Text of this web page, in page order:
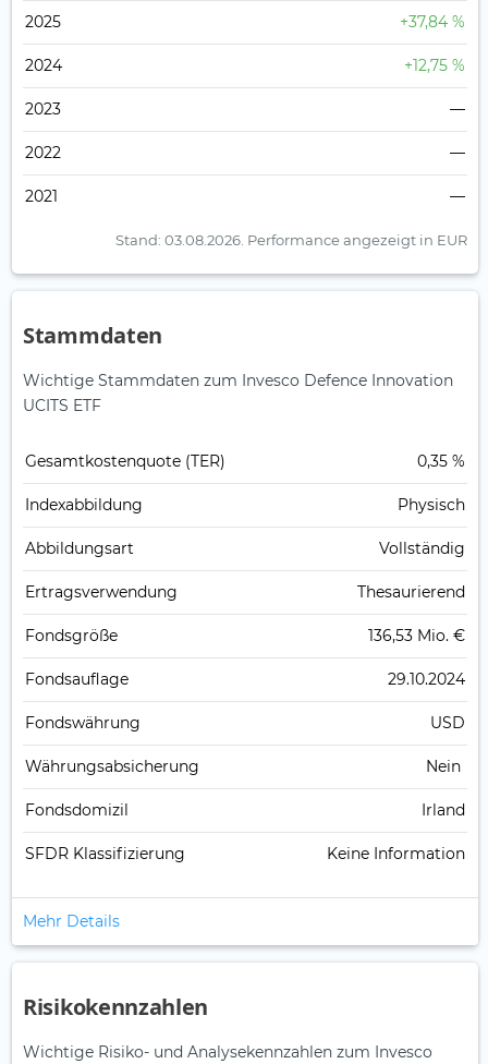
2025 +37,84 %
2024 +12,75 %
2023 —
2022 —
2021 —
Stand: 03.08.2026. Performance angezeigt in EUR
Stammdaten
Wichtige Stammdaten zum Invesco Defence Innovation
UCITS ETF
Gesamt­kosten­quote (TER) 0,35 %
Index­abbildung Physisch
Abbildungs­art Vollständig
Ertrags­verwendung Thesaurierend
Fonds­größe 136,53 Mio. €
Fonds­auflage 29.10.2024
Fonds­währung USD
Währungsabsicherung Nein
Fondsdomizil Irland
SFDR Klassifizierung Keine Information
Mehr Details
Risikokennzahlen
Wichtige Risiko- und Analysekennzahlen zum Invesco